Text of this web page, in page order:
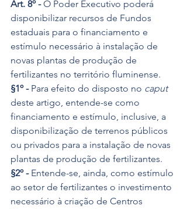
Art. 8º - O Poder Executivo poderá
disponibilizar recursos de Fundos
estaduais para o financiamento e
estímulo necessário à instalação de
novas plantas de produção de
fertilizantes no território fluminense.
§1º - Para efeito do disposto no caput
deste artigo, entende-se como
financiamento e estímulo, inclusive, a
disponibilização de terrenos públicos
ou privados para a instalação de novas
plantas de produção de fertilizantes.
§2º - Entende-se, ainda, como estímulo
ao setor de fertilizantes o investimento
necessário à criação de Centros